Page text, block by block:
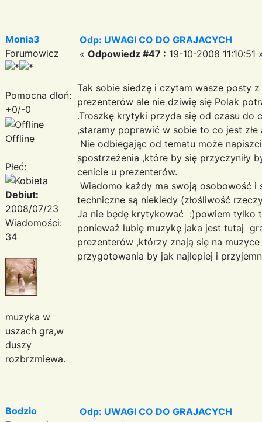
Monia3
Forumowicz
Pomocna dłoń:
+0/-0
Offline
Płeć:
Debiut:
2008/07/23
Wiadomości:
34
muzyka w
uszach gra,w
duszy
rozbrzmiewa.
Odp: UWAGI CO DO GRAJACYCH
« Odpowiedz #47 : 19-10-2008 11:10:51
Tak sobie siedzę i czytam wasze posty
prezenterów ale nie dziwię się Polak
.Troszkę krytyki przyda się od czasu
,staramy poprawić w sobie to co jest
Nie odbiegając od tematu może
spostrzeżenia ,które by się przyczyniły
cenicie u prezenterów.
Wiadomo każdy ma swoją osobowość
techniczne są niekiedy (złośliwość
Ja nie będę krytykować :)powiem tylko
ponieważ lubię muzykę jaka jest tutaj
prezenterów ,którzy znają się na
przygotowania by jak najlepiej i
Bodzio
Odp: UWAGI CO DO GRAJACYCH